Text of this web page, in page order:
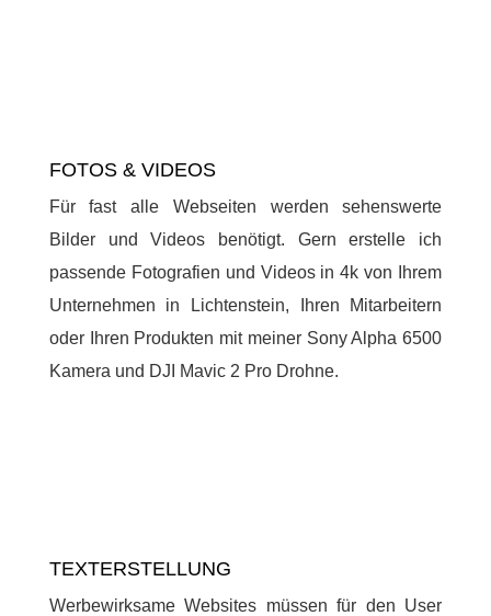
FOTOS & VIDEOS
Für fast alle Webseiten werden sehenswerte
Bilder und Videos benötigt. Gern erstelle ich
passende Fotografien und Videos in 4k von Ihrem
Unternehmen in Lichtenstein, Ihren Mitarbeitern
oder Ihren Produkten mit meiner Sony Alpha 6500
Kamera und DJI Mavic 2 Pro Drohne.
TEXTERSTELLUNG
Werbewirksame Websites müssen für den User